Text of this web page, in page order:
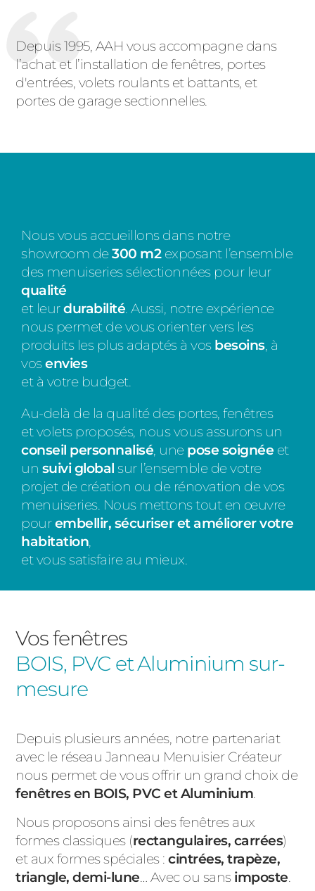
Depuis 1995, AAH vous accompagne dans
l’achat et l’installation de fenêtres, portes
d'entrées, volets roulants et battants, et
portes de garage sectionnelles.
Nous vous accueillons dans notre
showroom de300 m2 exposant l’ensemble
des menuiseries sélectionnées pour leur
qualité
et leurdurabilité Aussi, notre expérience
nous permet de vous orienter vers les
produits les plus adaptés à vos besoins, à
vosenvies
et à votre budget.
Au-delà de la qualité des portes, fenêtres
et volets proposés, nous vous assurons un
conseil personnalisé unepose soignée et
un suivi global sur l’ensemble de votre
projet de création ou de rénovation de vos
menuiseries. Nous mettons tout en œuvre
pourembellir, sécuriser et améliorervotre
habitation
et vous satisfaire au mieux.
Vos fenêtres
BOIS, PVC et Aluminium sur-
mesure
Depuis plusieurs années, notre partenariat
avec le réseau Janneau Menuisier Créateur
nous permet de vous offrir un grand choix de
fenêtresen BOIS, PVC et Aluminium
Nous proposons ainsi des fenêtres aux
formes classiques (rectangulaires, carrées)
et aux formes spéciales :cintrées, trapèze,
triangle, demi-lune … Avec ou sans imposte